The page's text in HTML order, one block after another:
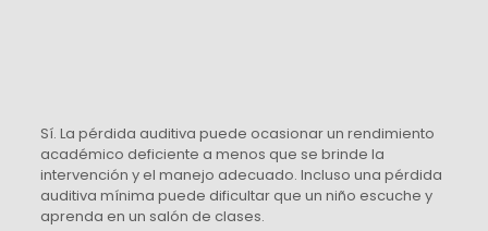
Sí. La pérdida auditiva puede ocasionar un rendimiento
académico deficiente a menos que se brinde la
intervención y el manejo adecuado. Incluso una pérdida
auditiva mínima puede dificultar que un niño escuche y
aprenda en un salón de clases.